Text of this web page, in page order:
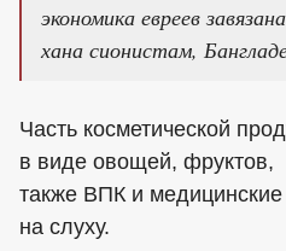
экономика евреев
хана сионистам,
Часть косметической
в виде овощей, фруктов,
также ВПК и
на слуху.